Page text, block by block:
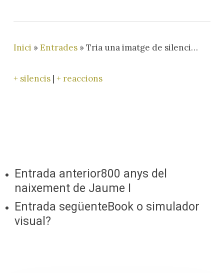
Inici »Entrades»Tria una imatge de silenci…
+ silencis| + reaccions
Entrada anterior800 anys del
naixement de Jaume I
Entrada següenteBook o simulador
visual?